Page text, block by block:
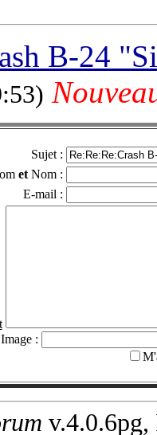
B-24
Sujet :
et Nom :
E-mail :
Image :